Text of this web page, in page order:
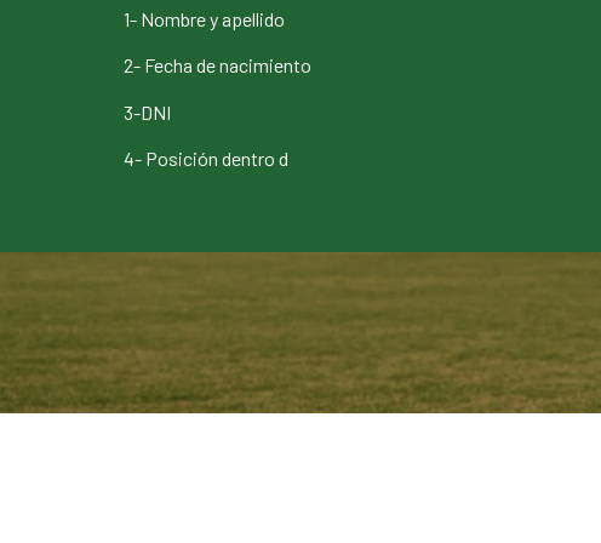
1- Nombre y apellido
2- Fecha de nacimiento
3-DNI
4- Posición dentro d